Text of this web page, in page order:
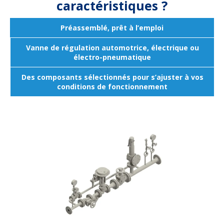
caractéristiques ?
Préassemblé, prêt à l’emploi
Vanne de régulation automotrice, électrique ou
électro-pneumatique
Des composants sélectionnés pour s’ajuster à vos
conditions de fonctionnement